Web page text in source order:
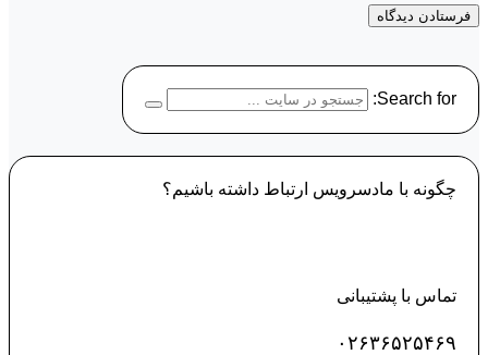
Search for:
چگونه با مادسرویس ارتباط داشته باشیم؟
تماس با پشتیبانی
۰۲۶۳۶۵۲۵۴۶۹